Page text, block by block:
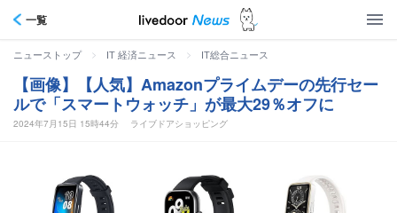
一覧
ニューストップ > IT 経済ニュース > IT総合ニュース
【画像】【人気】Amazonプライムデーの先行セー
ルで「スマートウォッチ」が最大29％オフに
2024年7月15日 15時44分 ライブドアショッピング